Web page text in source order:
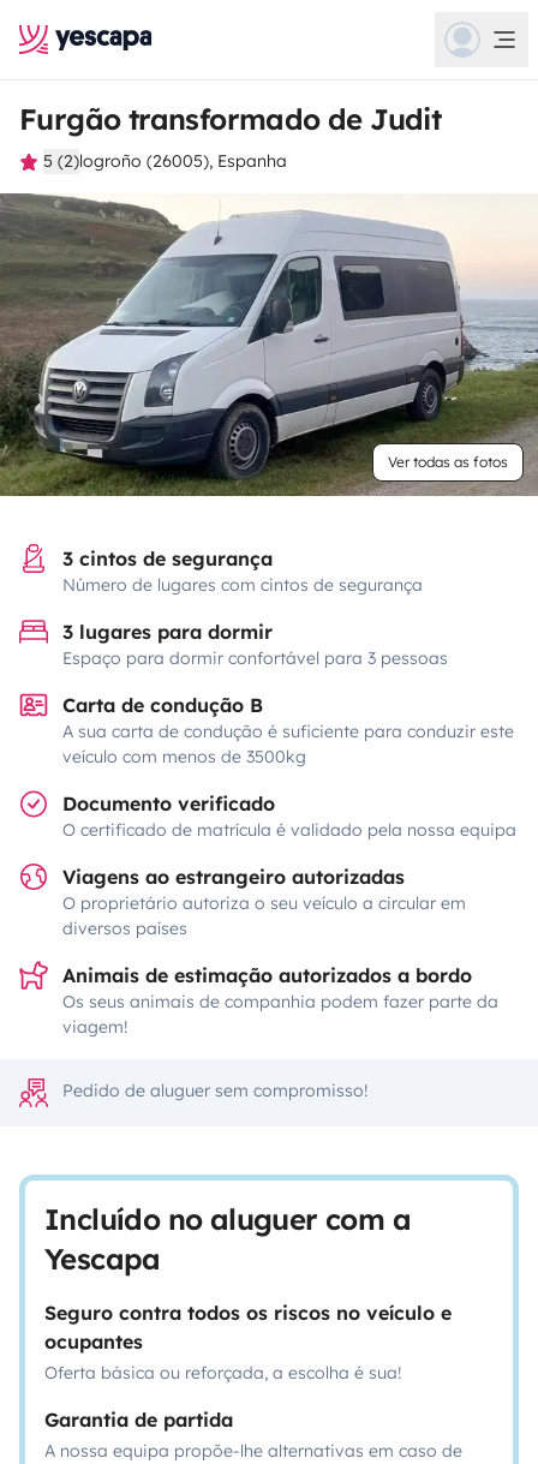
Furgão transformado de Judit
5 (2)logroño (26005), Espanha
Ver todas as fotos
3 cintos de segurança
Número de lugares com cintos de segurança
3 lugares para dormir
Espaço para dormir confortável para 3 pessoas
Carta de condução B
A sua carta de condução é suficiente para conduzir este
veículo com menos de 3500kg
Documento verificado
O certificado de matrícula é validado pela nossa equipa
Viagens ao estrangeiro autorizadas
O proprietário autoriza o seu veículo a circular em
diversos países
Animais de estimação autorizados a bordo
Os seus animais de companhia podem fazer parte da
viagem!
Pedido de aluguer sem compromisso!
Incluído no aluguer com a
Yescapa
Seguro contra todos os riscos no veículo e
ocupantes
Oferta básica ou reforçada, a escolha é sua!
Garantia de partida
A nossa equipa propõe-lhe alternativas em caso de